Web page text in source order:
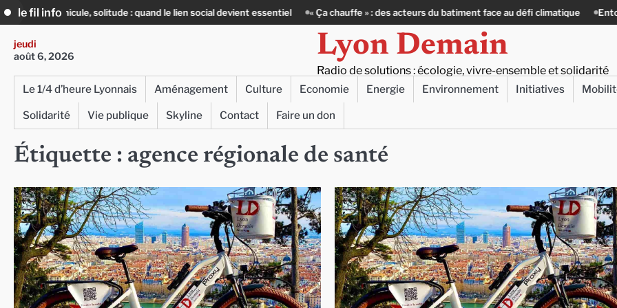
Skip
to
content
le fil info
solitude : quand le lien social devient essentiel « Ça chauffe » : des acteurs du batiment face au défi climatique Entourage : un
jeudi
août 6, 2026
Lyon Demain
Radio de solutions : écologie, vivre-ensemble et solidarité
Le 1/4 d’heure Lyonnais Aménagement Culture Economie Energie Environnement Initiatives
Solidarité
Vie publique Skyline Contact Faire un don
Étiquette : agence régionale de santé